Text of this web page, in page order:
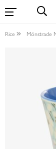
Rice Mönstrade